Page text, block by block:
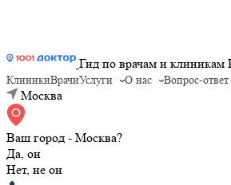
Гид по врачам и клиникам
КлиникиВрачиУслуги О нас Вопрос-ответ
Москва
Ваш город - Москва?
Да, он
Нет, не он